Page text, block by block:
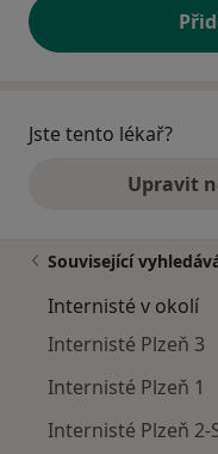
Jste tento lékař?
Upravit
Související
Internisté v okolí
Internisté Plzeň 3
Internisté Plzeň 1
Internisté Plzeň 2-